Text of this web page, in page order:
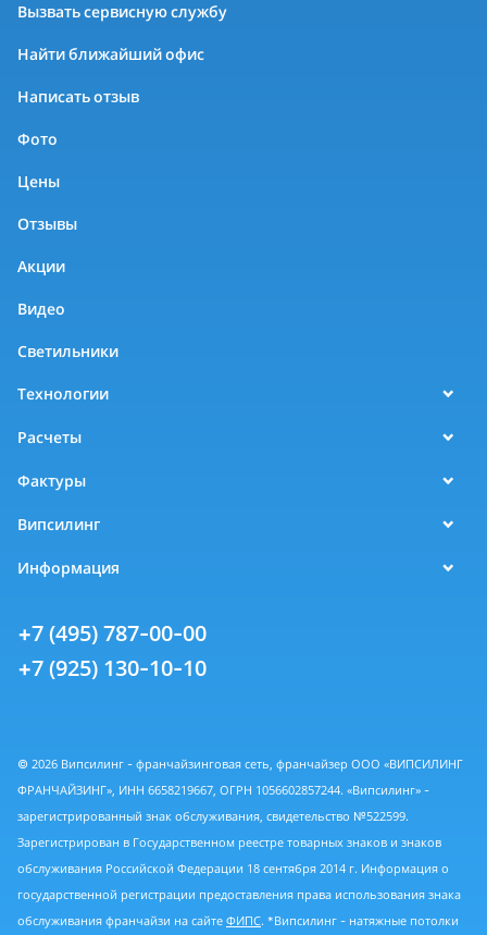
Вызвать сервисную службу
Найти ближайший офис
Написать отзыв
Фото
Цены
Отзывы
Акции
Видео
Светильники
Технологии
Расчеты
Фактуры
Випсилинг
Информация
+7 (495) 787-00-00
+7 (925) 130-10-10
© 2026 Випсилинг - франчайзинговая сеть, франчайзер ООО «ВИПСИЛИНГ
ФРАНЧАЙЗИНГ», ИНН 6658219667, ОГРН 1056602857244. «Випсилинг» -
зарегистрированный знак обслуживания, свидетельство №522599.
Зарегистрирован в Государственном реестре товарных знаков и знаков
обслуживания Российской Федерации 18 сентября 2014 г. Информация о
государственной регистрации предоставления права использования знака
обслуживания франчайзи на сайте ФИПС. *Випсилинг - натяжные потолки